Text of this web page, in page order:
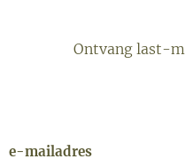
Ontvang last-
e-mailadres